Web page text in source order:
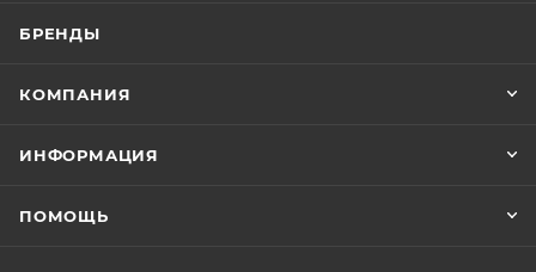
БРЕНДЫ
КОМПАНИЯ
ИНФОРМАЦИЯ
ПОМОЩЬ